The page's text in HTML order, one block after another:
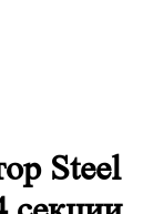
Steel